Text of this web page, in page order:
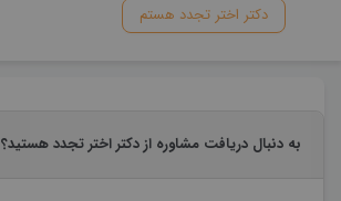
دکتر اختر تجدد هستم
به دنبال دریافت مشاوره از دکتر اختر تجدد هستید؟